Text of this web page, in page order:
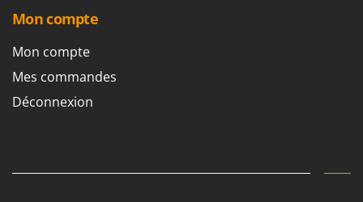
Mon compte
Mon compte
Mes commandes
Déconnexion